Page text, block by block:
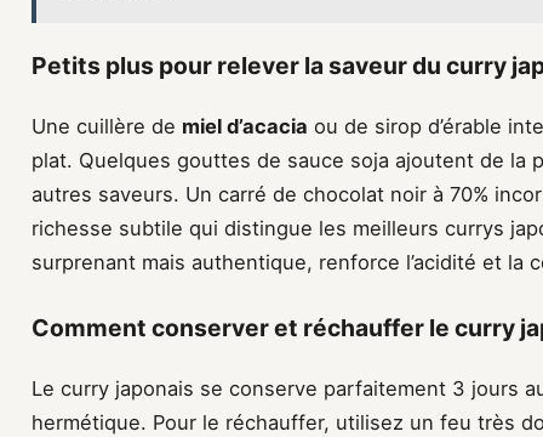
Petits plus pour relever la saveur du curry
Une cuillère de miel d’acacia ou de sirop d’érable
plat. Quelques gouttes de sauce soja ajoutent de la
autres saveurs. Un carré de chocolat noir à 70%
richesse subtile qui distingue les meilleurs currys
surprenant mais authentique, renforce l’acidité et la
Comment conserver et réchauffer le curry
Le curry japonais se conserve parfaitement 3 jours
hermétique. Pour le réchauffer, utilisez un feu très